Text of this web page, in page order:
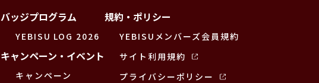
バッジプログラム
YEBISU LOG 2026
キャンペーン・イベント
キャンペーン
規約・ポリシー
YEBISUメンバーズ会員規約
サイト利用規約
プライバシーポリシー